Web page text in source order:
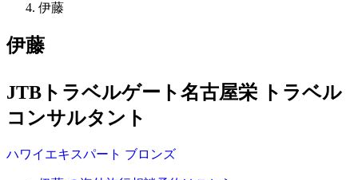
伊藤
伊藤
JTBトラベルゲート名古屋栄 トラベル
コンサルタント
ハワイ エキスパート ブロンズ